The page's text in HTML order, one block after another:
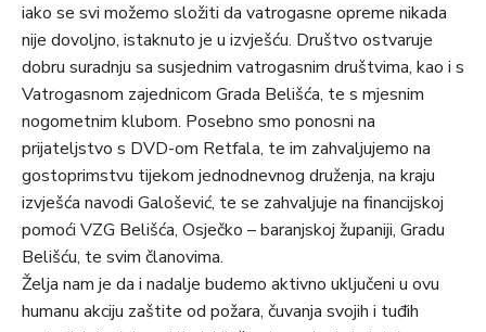
iako se svi možemo složiti da vatrogasne opreme nikada
nije dovoljno, istaknuto je u izvješću. Društvo ostvaruje
dobru suradnju sa susjednim vatrogasnim društvima, kao i s
Vatrogasnom zajednicom Grada Belišća, te s mjesnim
nogometnim klubom. Posebno smo ponosni na
prijateljstvo s DVD-om Retfala, te im zahvaljujemo na
gostoprimstvu tijekom jednodnevnog druženja, na kraju
izvješća navodi Galošević, te se zahvaljuje na financijskoj
pomoći VZG Belišća, Osječko – baranjskoj županiji, Gradu
Belišću, te svim članovima.
Želja nam je da i nadalje budemo aktivno uključeni u ovu
humanu akciju zaštite od požara, čuvanja svojih i tuđih